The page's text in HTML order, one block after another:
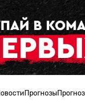
Прогнозы